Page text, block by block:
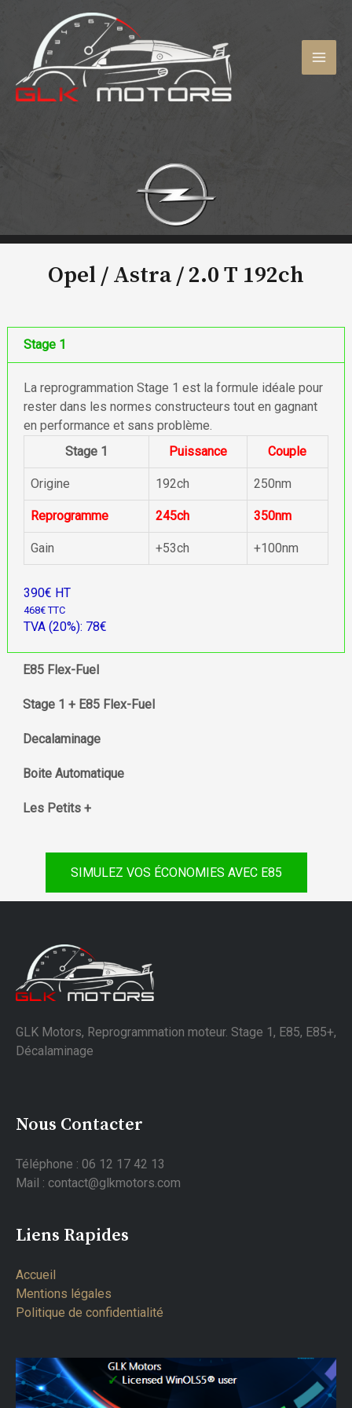
contenu
Opel / Astra /2.0 T 192ch
Stage 1
La reprogrammation Stage 1 est la formule idéale pour
rester dans les normes constructeurs tout en gagnant
en performance et sans problème.
Stage 1
Puissance Couple
Origine 192ch 250nm
Reprogramme 245ch 350nm
Gain +53ch +100nm
390€ HT
468€ TTC
TVA (20%): 78€
E85 Flex-Fuel
Stage 1 + E85 Flex-Fuel
Decalaminage
Boite Automatique
Les Petits +
SIMULEZ VOS ÉCONOMIES AVEC E85
GLK Motors, Reprogrammation moteur. Stage 1, E85, E85+,
Décalaminage
Nous Contacter
Téléphone : 06 12 17 42 13
Mail : contact@glkmotors.com
Liens Rapides
Accueil
Mentions légales
Politique de confidentialité